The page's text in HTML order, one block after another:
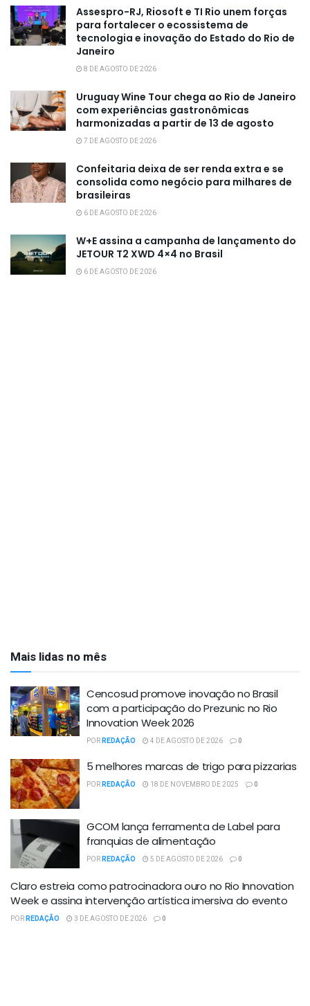
Assespro-RJ, Riosoft e TI Rio unem forças
para fortalecer o ecossistema de
tecnologia e inovação do Estado do Rio de
Janeiro
8 DE AGOSTO DE 2026
Uruguay Wine Tour chega ao Rio de Janeiro
com experiências gastronômicas
harmonizadas a partir de 13 de agosto
7 DE AGOSTO DE 2026
Confeitaria deixa de ser renda extra e se
consolida como negócio para milhares de
brasileiras
6 DE AGOSTO DE 2026
W+E assina a campanha de lançamento do
JETOUR T2 XWD 4×4 no Brasil
6 DE AGOSTO DE 2026
Mais lidas no mês
Cencosud promove inovação no Brasil
com a participação do Prezunic no Rio
Innovation Week 2026
PORREDAÇÃO 4 DE AGOSTO DE 2026 0
5 melhores marcas de trigo para pizzarias
PORREDAÇÃO 18 DE NOVEMBRO DE 2025 0
GCOM lança ferramenta de Label para
franquias de alimentação
PORREDAÇÃO 5 DE AGOSTO DE 2026 0
Claro estreia como patrocinadora ouro no Rio Innovation
Week e assina intervenção artística imersiva do evento
PORREDAÇÃO 3 DE AGOSTO DE 2026 0